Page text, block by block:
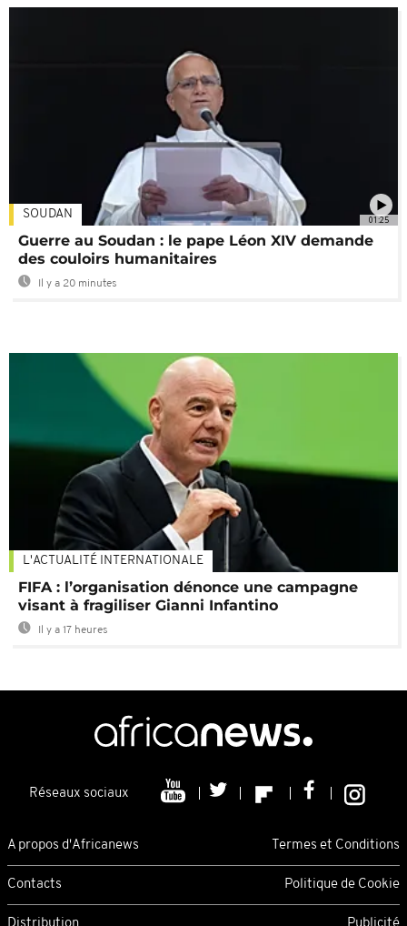
01:25
SOUDAN
Guerre au Soudan : le pape Léon XIV demande
des couloirs humanitaires
Il y a 20 minutes
L'ACTUALITÉ INTERNATIONALE
FIFA : l’organisation dénonce une campagne
visant à fragiliser Gianni Infantino
Il y a 17 heures
Réseaux sociaux
A propos d'Africanews Termes et Conditions
Contacts Politique de Cookie